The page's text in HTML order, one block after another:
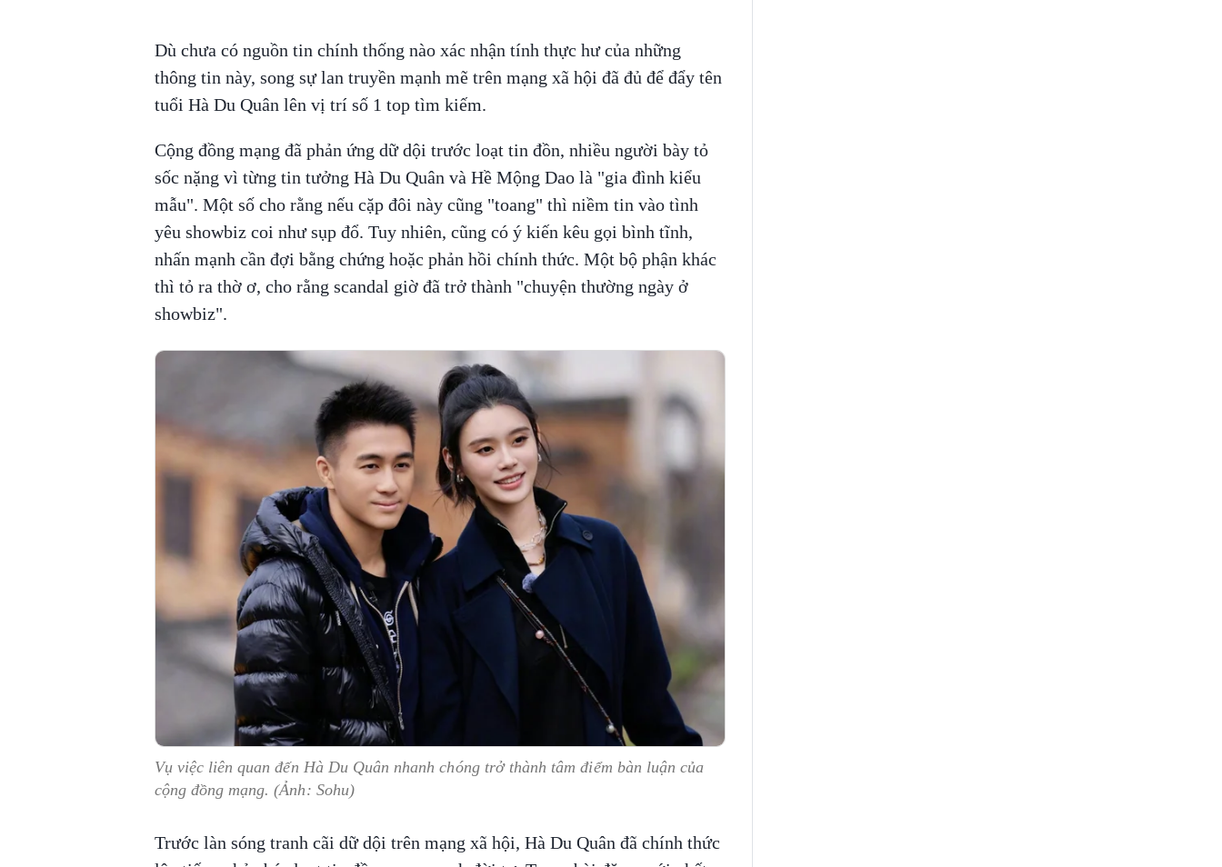
Dù chưa có nguồn tin chính thống nào xác nhận tính thực hư của những
thông tin này, song sự lan truyền mạnh mẽ trên mạng xã hội đã đủ để đẩy tên
tuổi Hà Du Quân lên vị trí số 1 top tìm kiếm.
Cộng đồng mạng đã phản ứng dữ dội trước loạt tin đồn, nhiều người bày tỏ
sốc nặng vì từng tin tưởng Hà Du Quân và Hề Mộng Dao là "gia đình kiểu
mẫu". Một số cho rằng nếu cặp đôi này cũng "toang" thì niềm tin vào tình
yêu showbiz coi như sụp đổ. Tuy nhiên, cũng có ý kiến kêu gọi bình tĩnh,
nhấn mạnh cần đợi bằng chứng hoặc phản hồi chính thức. Một bộ phận khác
thì tỏ ra thờ ơ, cho rằng scandal giờ đã trở thành "chuyện thường ngày ở
showbiz".
Vụ việc liên quan đến Hà Du Quân nhanh chóng trở thành tâm điểm bàn luận của
cộng đồng mạng. (Ảnh: Sohu)
Trước làn sóng tranh cãi dữ dội trên mạng xã hội, Hà Du Quân đã chính thức